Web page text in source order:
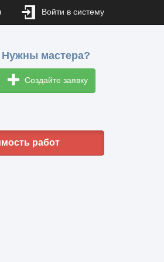
Войти в систему
Нужны мастера?
Создайте заявку
работ